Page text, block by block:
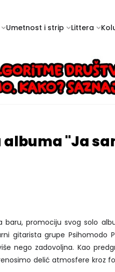
Umetnost i strip Littera
albuma "Ja
baru, promociju svog solo
gitarista grupe Psihomodo
nego zadovoljna. Kao
delić atmosfere kroz